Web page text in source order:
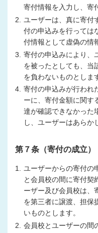
寄付情報を入力し、寄
2.
ユーザーは、真に寄付
付の申込みを行っては
付情報として虚偽の情
3.
寄付の申込みにより、
を被ったとしても、当
を負わないものとしま
4. 寄付の申込みが行われ
ーに、寄付金額に関す
達が確認できなかった
し、ユーザーはあらか
第７条（寄付の成立）
1. ユーザーからの寄付の
と会員校の間に寄付契
ーザー及び会員校は、
を第三者に譲渡、担保
いものとします。
2.
会員校とユーザーの間